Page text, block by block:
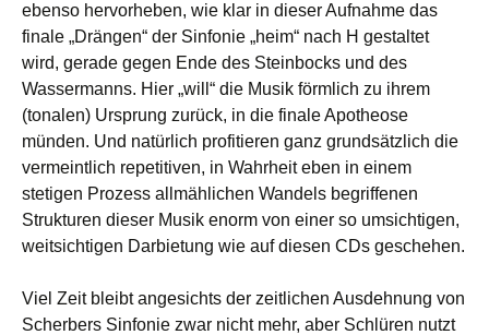
ebenso hervorheben, wie klar in dieser Aufnahme das
finale „Drängen“ der Sinfonie „heim“ nach H gestaltet
wird, gerade gegen Ende des Steinbocks und des
Wassermanns. Hier „will“ die Musik förmlich zu ihrem
(tonalen) Ursprung zurück, in die finale Apotheose
münden. Und natürlich profitieren ganz grundsätzlich die
vermeintlich repetitiven, in Wahrheit eben in einem
stetigen Prozess allmählichen Wandels begriffenen
Strukturen dieser Musik enorm von einer so umsichtigen,
weitsichtigen Darbietung wie auf diesen CDs geschehen.
Viel Zeit bleibt angesichts der zeitlichen Ausdehnung von
Scherbers Sinfonie zwar nicht mehr, aber Schlüren nutzt